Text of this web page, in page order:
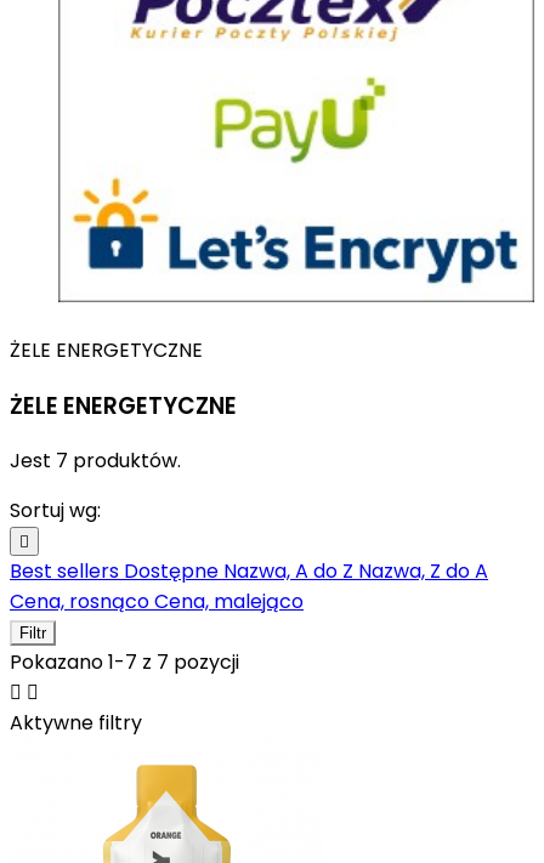
ŻELE ENERGETYCZNE
ŻELE ENERGETYCZNE
Jest 7 produktów.
Sortuj wg:

Best sellers Dostępne Nazwa, A do Z Nazwa, Z do A
Cena, rosnącoCena, malejąco
Filtr
Pokazano 1-7 z 7 pozycji
 
Aktywne filtry